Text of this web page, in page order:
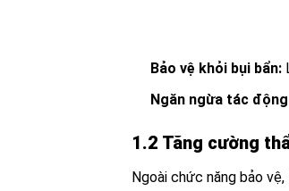
Bảo vệ khỏi bụi bẩn:
Ngăn ngừa tác
1.2 Tăng cường
Ngoài chức năng bảo